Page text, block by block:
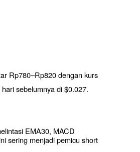
Rp780–Rp820 dengan kurs
sebelumnya di $0.027.
EMA30, MACD
sering menjadi pemicu short